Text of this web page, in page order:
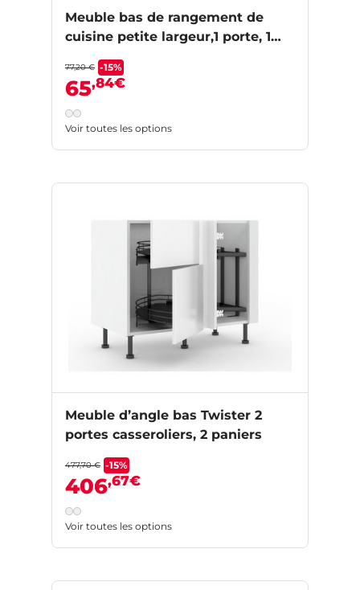
Meuble bas de rangement de
cuisine petite largeur,1 porte, 1
tablette
77,20 € -15%
65,84€
Voir toutes les options
Meuble d’angle bas Twister 2
portes casseroliers, 2 paniers
477,70 € -15%
406,67€
Voir toutes les options